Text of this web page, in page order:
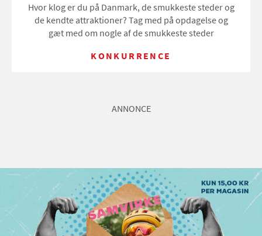
Hvor klog er du på Danmark, de smukkeste steder og
de kendte attraktioner? Tag med på opdagelse og
gæt med om nogle af de smukkeste steder
KONKURRENCE
ANNONCE